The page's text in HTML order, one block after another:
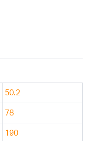
50.2
78
190